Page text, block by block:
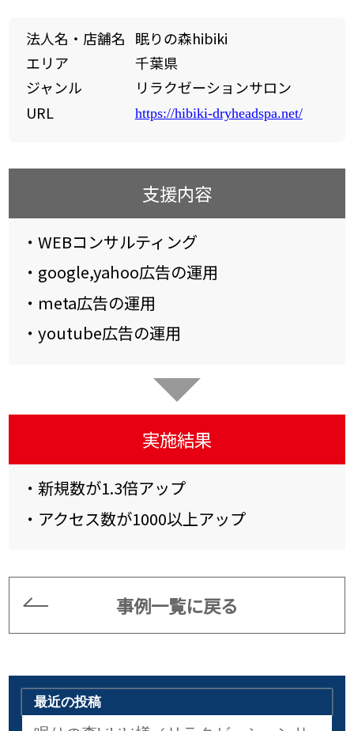
法人名・店舗名 眠りの森hibiki
エリア
千葉県
ジャンル
リラクゼーションサロン
URL
https://hibiki-dryheadspa.net/
支援内容
・WEBコンサルティング
・google,yahoo広告の運用
・meta広告の運用
・youtube広告の運用
実施結果
・新規数が1.3倍アップ
・アクセス数が1000以上アップ
事例一覧に戻る
最近の投稿